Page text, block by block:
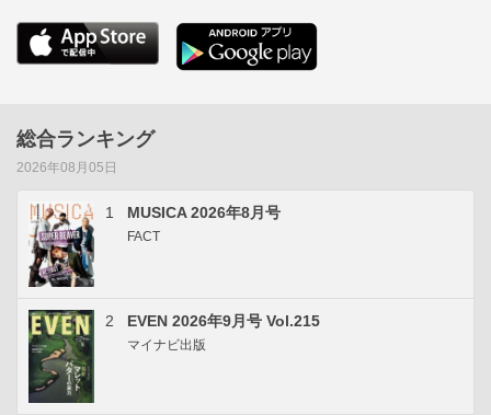
総合ランキング
2026年08月05日
1 MUSICA 2026年8月号
FACT
2 EVEN 2026年9月号 Vol.215
マイナビ出版